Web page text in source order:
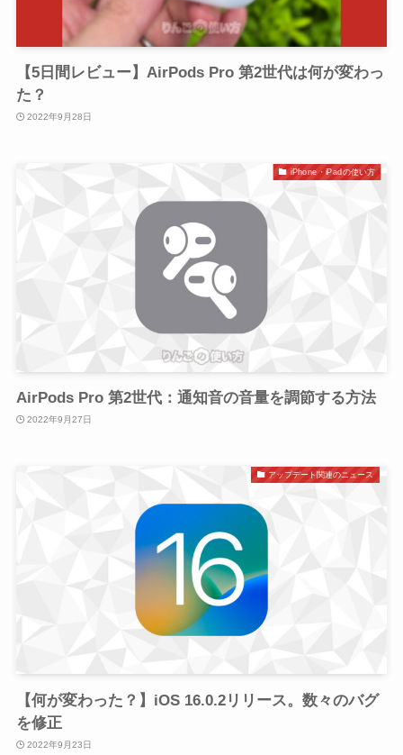
【5日間レビュー】AirPods Pro 第2世代は何が変わっ
た？
2022年9月28日
iPhone・iPadの使い方
AirPods Pro 第2世代：通知音の音量を調節する方法
2022年9月27日
アップデート関連のニュース
【何が変わった？】iOS 16.0.2リリース。数々のバグ
を修正
2022年9月23日